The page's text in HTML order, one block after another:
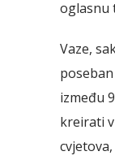
oglasnu
Vaze,
između
kreirati